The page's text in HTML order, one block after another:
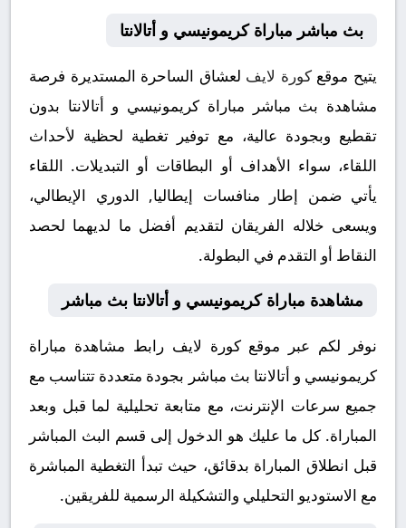
بث مباشر مباراة كريمونيسي و أتالانتا
يتيح موقعكورة لايف لعشاق الساحرة المستديرة فرصة
مشاهدة بث مباشر مباراة كريمونيسي و أتالانتا بدون
تقطيع وبجودة عالية، مع توفير تغطية لحظية لأحداث
اللقاء، سواء الأهداف أو البطاقات أو التبديلات. اللقاء
يأتي ضمن إطار منافسات إيطاليا, الدوري الإيطالي،
ويسعى خلاله الفريقان لتقديم أفضل ما لديهما لحصد
النقاط أو التقدم في البطولة.
مشاهدة مباراة كريمونيسي و أتالانتا بث مباشر
نوفر لكم عبر موقع كورة لايف رابط مشاهدة مباراة
كريمونيسي و أتالانتا بث مباشر بجودة متعددة تتناسب مع
جميع سرعات الإنترنت، مع متابعة تحليلية لما قبل وبعد
المباراة. كل ما عليك هو الدخول إلى قسم البث المباشر
قبل انطلاق المباراة بدقائق، حيث تبدأ التغطية المباشرة
مع الاستوديو التحليلي والتشكيلة الرسمية للفريقين.